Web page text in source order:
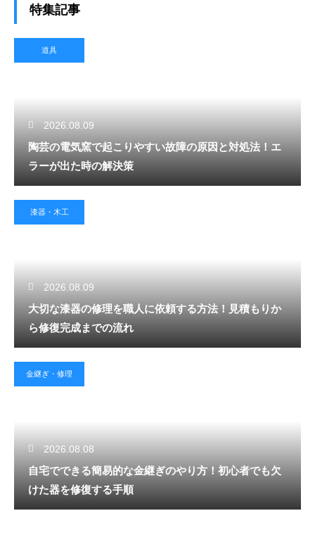
特集記事
道具
2026.08.09
陶芸の電気窯で起こりやすい故障の原因と対処法！エ
ラーが出た時の解決策
漆器・木工
2026.08.09
大切な漆器の修理を職人に依頼する方法！見積もりか
ら修復完成までの流れ
金継ぎ・修理
2026.08.08
自宅でできる簡易的な金継ぎのやり方！初心者でも欠
けた器を修復する手順